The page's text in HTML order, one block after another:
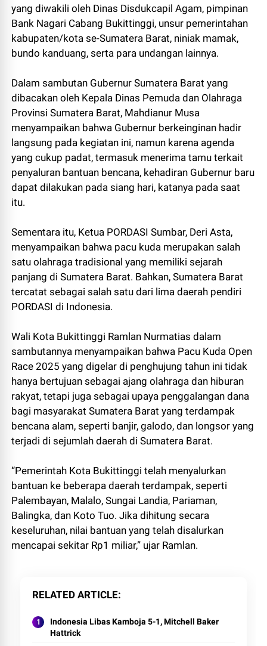
yang diwakili oleh Dinas Disdukcapil Agam, pimpinan
Bank Nagari Cabang Bukittinggi, unsur pemerintahan
kabupaten/kota se-Sumatera Barat, niniak mamak,
bundo kanduang, serta para undangan lainnya.
Dalam sambutan Gubernur Sumatera Barat yang
dibacakan oleh Kepala Dinas Pemuda dan Olahraga
Provinsi Sumatera Barat, Mahdianur Musa
menyampaikan bahwa Gubernur berkeinginan hadir
langsung pada kegiatan ini, namun karena agenda
yang cukup padat, termasuk menerima tamu terkait
penyaluran bantuan bencana, kehadiran Gubernur baru
dapat dilakukan pada siang hari, katanya pada saat
itu.
Sementara itu, Ketua PORDASI Sumbar, Deri Asta,
menyampaikan bahwa pacu kuda merupakan salah
satu olahraga tradisional yang memiliki sejarah
panjang di Sumatera Barat. Bahkan, Sumatera Barat
tercatat sebagai salah satu dari lima daerah pendiri
PORDASI di Indonesia.
Wali Kota Bukittinggi Ramlan Nurmatias dalam
sambutannya menyampaikan bahwa Pacu Kuda Open
Race 2025 yang digelar di penghujung tahun ini tidak
hanya bertujuan sebagai ajang olahraga dan hiburan
rakyat, tetapi juga sebagai upaya penggalangan dana
bagi masyarakat Sumatera Barat yang terdampak
bencana alam, seperti banjir, galodo, dan longsor yang
terjadi di sejumlah daerah di Sumatera Barat.
“Pemerintah Kota Bukittinggi telah menyalurkan
bantuan ke beberapa daerah terdampak, seperti
Palembayan, Malalo, Sungai Landia, Pariaman,
Balingka, dan Koto Tuo. Jika dihitung secara
keseluruhan, nilai bantuan yang telah disalurkan
mencapai sekitar Rp1 miliar,” ujar Ramlan.
RELATED ARTICLE
Indonesia Libas Kamboja 5-1, Mitchell Baker
Hattrick